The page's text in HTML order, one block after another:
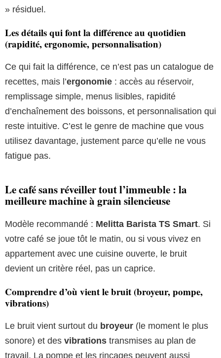
» résiduel.
Les détails qui font la différence au quotidien
(rapidité, ergonomie, personnalisation)
Ce qui fait la différence, ce n’est pas un catalogue de
recettes, mais l’ergonomie : accès au réservoir,
remplissage simple, menus lisibles, rapidité
d’enchaînement des boissons, et personnalisation qui
reste intuitive. C’est le genre de machine que vous
utilisez davantage, justement parce qu’elle ne vous
fatigue pas.
Le café sans réveiller tout l’immeuble : la
meilleure machine à grain silencieuse
Modèle recommandé : Melitta Barista TS Smart. Si
votre café se joue tôt le matin, ou si vous vivez en
appartement avec une cuisine ouverte, le bruit
devient un critère réel, pas un caprice.
Comprendre d’où vient le bruit (broyeur, pompe,
vibrations)
Le bruit vient surtout du broyeur (le moment le plus
sonore) et des vibrations transmises au plan de
travail. La pompe et les rinçages peuvent aussi